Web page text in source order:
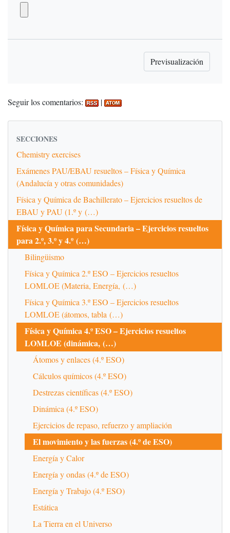
Seguir los comentarios: |
SECCIONES
Chemistry exercises
Exámenes PAU/EBAU resueltos – Física y Química
(Andalucía y otras comunidades)
Física y Química de Bachillerato – Ejercicios resueltos de
EBAU y PAU (1.º y (…)
Física y Química para Secundaria – Ejercicios resueltos
para 2.º, 3.º y 4.º (…)
Bilingüismo
Física y Química 2.º ESO – Ejercicios resueltos
LOMLOE (Materia, Energía, (…)
Física y Química 3.º ESO – Ejercicios resueltos
LOMLOE (átomos, tabla (…)
Física y Química 4.º ESO – Ejercicios resueltos
LOMLOE (dinámica, (…)
Átomos y enlaces (4.º ESO)
Cálculos químicos (4.º ESO)
Destrezas científicas (4.º ESO)
Dinámica (4.º ESO)
Ejercicios de repaso, refuerzo y ampliación
El movimiento y las fuerzas (4.º de ESO)
Energía y Calor
Energía y ondas (4.º de ESO)
Energía y Trabajo (4.º ESO)
Estática
La Tierra en el Universo